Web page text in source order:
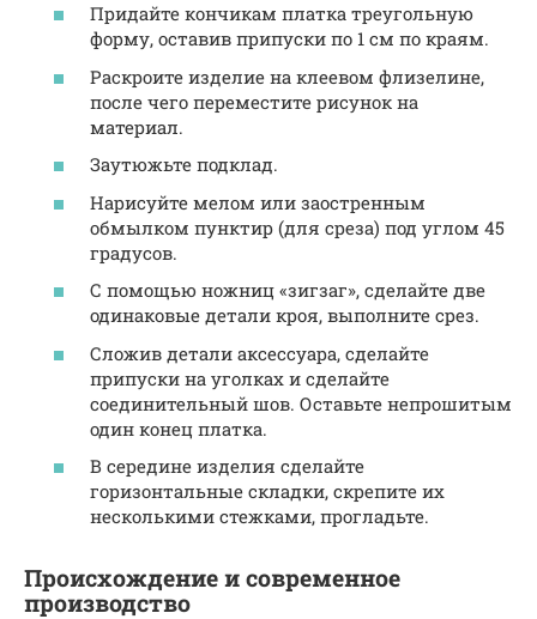
Придайте кончикам платка треугольную
форму, оставив припуски по 1 см по краям.
Раскроите изделие на клеевом флизелине,
после чего переместите рисунок на
материал.
Заутюжьте подклад.
Нарисуйте мелом или заостренным
обмылком пунктир (для среза) под углом 45
градусов.
С помощью ножниц «зигзаг», сделайте две
одинаковые детали кроя, выполните срез.
Сложив детали аксессуара, сделайте
припуски на уголках и сделайте
соединительный шов. Оставьте непрошитым
один конец платка.
В середине изделия сделайте
горизонтальные складки, скрепите их
несколькими стежками, прогладьте.
Происхождение и современное
производство